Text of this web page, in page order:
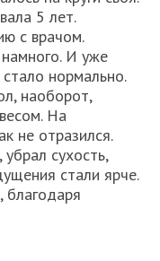
5 лет.
с врачом.
И уже
нормально.
наоборот,
На
не отразился.
сухость,
стали ярче.
благодаря